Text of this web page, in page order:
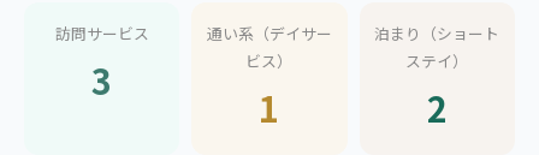
訪問サービス
3
通い系（デイサー
ビス）
1
泊まり（ショート
ステイ）
2